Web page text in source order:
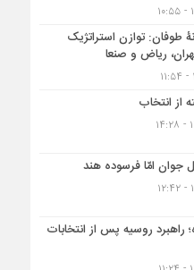
طوفان: توازن استراتژیک
ریاض و صنعا
از انتخاب
امّا فرسوده هند
راهبرد روسیه پس از انتخابات